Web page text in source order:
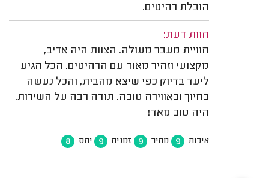
הובלת רהיטים.
חוות דעת:
חוויית מעבר מעולה. הצוות היה אדיב,
מקצועי וזהיר מאוד עם הרהיטים. הכל הגיע
ליעד בדיוק כפי שיצא מהבית, והכל נעשה
בחיוך ובאווירה טובה. תודה רבה על השירות.
היה טוב מאד!
איכות 9 מחיר 9 זמנים 9 יחס 8